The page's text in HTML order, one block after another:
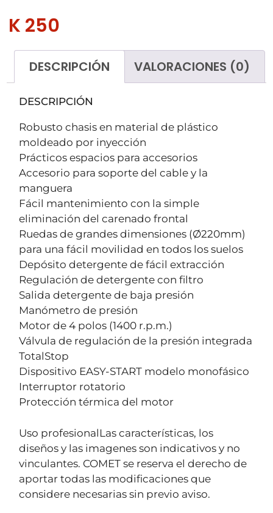
K 250
DESCRIPCIÓN VALORACIONES (0)
DESCRIPCIÓN
Robusto chasis en material de plástico
moldeado por inyección
Prácticos espacios para accesorios
Accesorio para soporte del cable y la
manguera
Fácil mantenimiento con la simple
eliminación del carenado frontal
Ruedas de grandes dimensiones (Ø220mm)
para una fácil movilidad en todos los suelos
Depósito detergente de fácil extracción
Regulación de detergente con filtro
Salida detergente de baja presión
Manómetro de presión
Motor de 4 polos (1400 r.p.m.)
Válvula de regulación de la presión integrada
TotalStop
Dispositivo EASY-START modelo monofásico
Interruptor rotatorio
Protección térmica del motor
Uso profesionalLas características, los
diseños y las imagenes son indicativos y no
vinculantes. COMET se reserva el derecho de
aportar todas las modificaciones que
considere necesarias sin previo aviso.